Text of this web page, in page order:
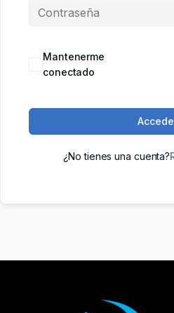
Mantenerme
conectado
¿No tienes una cuenta?